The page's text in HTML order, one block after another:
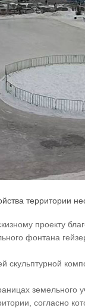
территории
проекту
фонтана
скульптурной
земельного
согласно